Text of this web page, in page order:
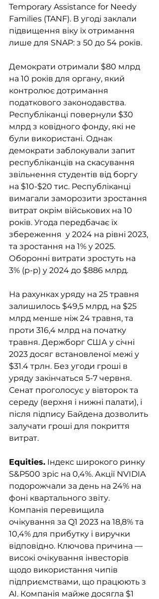
Temporary Assistance for Needy
Families (TANF). В угоді заклали
підвищення віку їх отримання
лише для SNAP: з 50 до 54 років.
Демократи отримали $80 млрд
на 10 років для органу, який
контролює дотримання
податкового законодавства.
Республіканці повернули $30
млрд з ковідного фонду, які не
були використані. Однак
демократи заблокували запит
республіканців на скасування
звільнення студентів від боргу
на $10-$20 тис. Республіканці
вимагали заморозити зростання
витрат окрім військових на 10
років. Угода передбачає їх
збереження  у 2024 на рівні 2023,
та зростання на 1% у 2025.
Оборонні витрати зростуть на
3% (р-р) у 2024 до $886 млрд.
На рахунках уряду на 25 травня
залишилось $49,5 млрд, на $25
млрд менше ніж 24 травня, та
проти 316,4 млрд на початку
травня. Держборг США у січні
2023 досяг встановленої межі у
$31.4 трлн. Без угоди гроші в
уряду закінчаться 5-7 червня.
Сенат проголосує у вівторок та
середу (верхня і нижні палати), і
після підпису Байдена дозволить
залучати гроші для покриття
витрат.
Equities. Індекс широкого ринку
S&P500 зріс на 0,4%. Акції NVIDIA
подорожчали за день на 24% на
фоні квартального звіту.
Компанія перевищила
очікування за Q1 2023 на 18,8% та
10,4% для прибутку і виручки
відповідно. Ключова причина —
високі очікування інвесторів
щодо використання чипів
підприємствами, що працюють з
AI. Компанія майже досягла $1